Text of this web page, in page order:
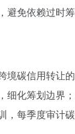
免依赖过时筹
碳信用转让
化筹划边界
每季度审计